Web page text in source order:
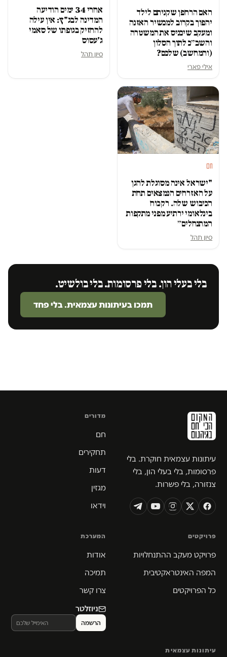
האם הרחפן שקניתם לילד
יהפוך בקרוב למכשיר האזנה
ומעקב שיכניס את המשטרה
והשב״כ לתוך הסלון
(והמחשב) שלכם?
אילי פארי
אחרי 34 ימים הודיעה
המדינה לבג"ץ: אין עילה
להחזיק בגופתו של סאמי
ג'עסוס
סיון תהל
חם
"ישראל אינה מסוגלת להגן
על האזרחים הנמצאים תחת
הכיבוש שלה. רק כוח
בינלאומי ירתיע מפני מתקפות
המתנחלים״
סיון תהל
בלי בעלי הון. בלי פרסומות. בלי בולשיט.
תמכו בעיתונות עצמאית. בלי פחד
עיתונות עצמאית חוקרת. בלי
פרסומות, בלי בעלי הון, בלי
צנזורה, בלי פשרות.
מדורים
חם
תחקירים
דעות
מגזין
וידאו
פרויקטים
פרויקט מעקב ההתנחלויות
המפה האינטראקטיבית
כל הפרויקטים
המערכת
אודות
תמיכה
צרו קשר
ניוזלטר
עיתונות עצמאית